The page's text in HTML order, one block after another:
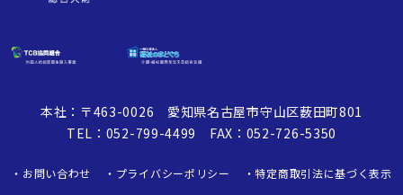
本社：〒463-0026 愛知県名古屋市守山区薮田町801
TEL：052-799-4499 FAX：052-726-5350
お問い合わせ プライバシーポリシー 特定商取引法に基づく表示